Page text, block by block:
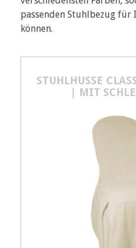
passenden Stuhlbezug für
können.
STUHLHUSSE
| MIT